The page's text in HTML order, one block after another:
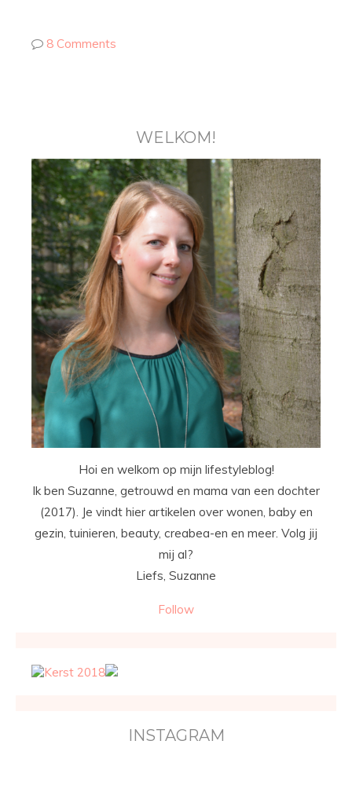
8 Comments
WELKOM!
Hoi en welkom op mijn lifestyleblog!
Ik ben Suzanne, getrouwd en mama van een dochter
(2017). Je vindt hier artikelen over wonen, baby en
gezin, tuinieren, beauty, creabea-en en meer. Volg jij
mij al?
Liefs, Suzanne
Follow
INSTAGRAM